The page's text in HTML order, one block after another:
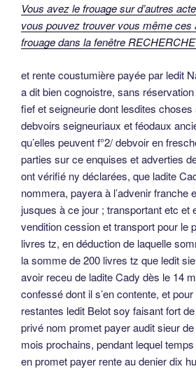
Vous avez le frouage sur d’autres
vous pouvez trouver vous même ces
frouage dans la fenêtre
et rente coustumière payée par ledit
a dit bien cognoistre, sans
fief et seigneurie dont lesdites
debvoirs seigneuriaux et féodaux
qu’elles peuvent f°2/ debvoir en
parties sur ce enquises et adverties
ont vérifié ny déclarées, que ladite
nommera, payera à l’advenir franche
jusques à ce jour ; transportant etc et
vendition cession et transport pour le
livres tz, en déduction de laquelle
la somme de 200 livres tz que ledit
avoir receu de ladite Cady dès le 14
confessé dont il s’en contente, et
restantes ledit Belot soy faisant fort
privé nom promet payer audit sieur
mois prochains, pendant lequel
en promet payer rente au denier dix